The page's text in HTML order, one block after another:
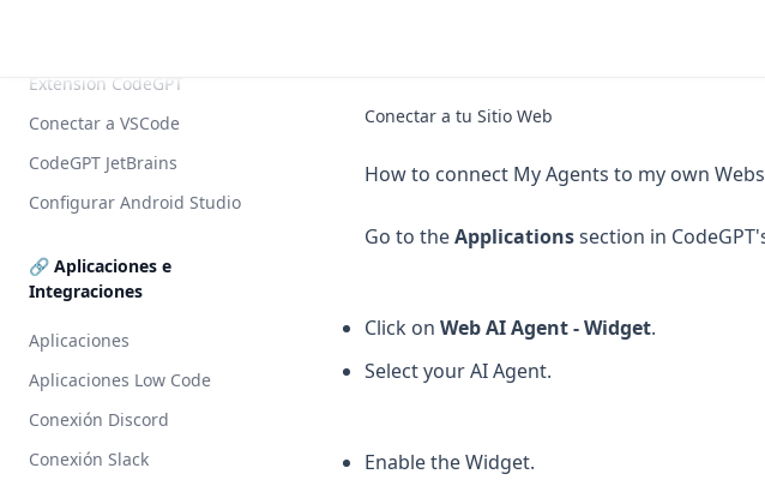
Extensión CodeGPT
Conectar a VSCode
CodeGPT JetBrains
Configurar Android Studio
🔗 Aplicaciones e
Integraciones
Aplicaciones
Aplicaciones Low Code
Conexión Discord
Conexión Slack
Conectar a tu Sitio Web
How to connect My Agents to my own
Go to theApplicationssection in
Click on Web AI Agent - Widget.
Select your AI Agent.
Enable the Widget.